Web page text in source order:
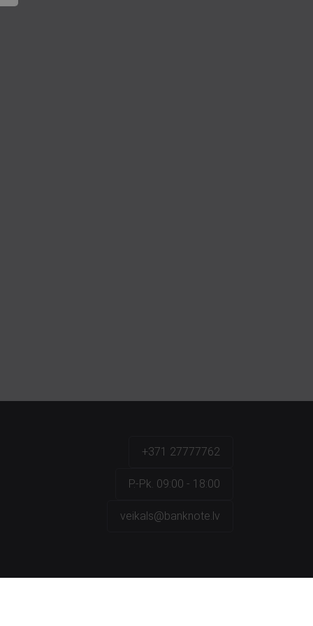
+371 27777762
P.-Pk. 09:00 - 18:00
veikals@banknote.lv